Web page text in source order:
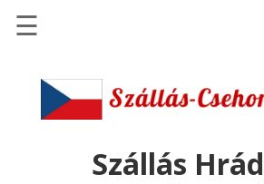
Szállások
Szállásinfo.eu
☰
Szállás